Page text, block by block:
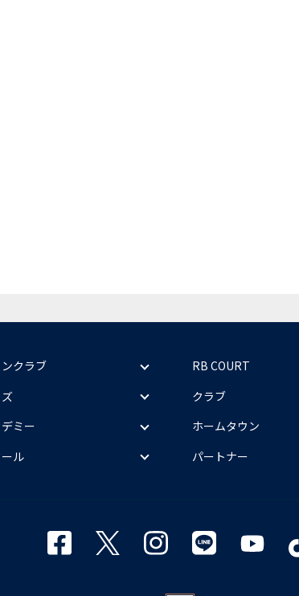
クラブ
ミー
ル
RB COURT
クラブ
ホームタウン
パートナー